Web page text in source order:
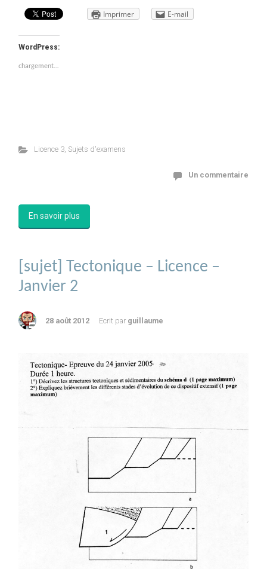
Imprimer E-mail
WordPress:
chargement…
Licence 3, Sujets d'examens
Un commentaire
En savoir plus
[sujet] Tectonique – Licence –
Janvier 2
28 août 2012 Ecrit par guillaume